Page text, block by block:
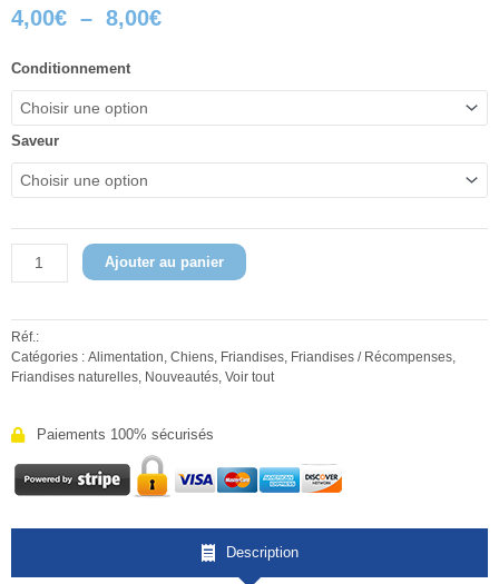
4,00€ – 8,00€Plage
à
Conditionnement
Saveur
quantité
Boudin
de
viande
Ayka
Ajouter au panier
Réf.:
Catégories : Alimentation Chiens Friandises Friandises / Récompenses
Friandises naturelles Nouveautés Voir tout
Paiements 100% sécurisés
Description